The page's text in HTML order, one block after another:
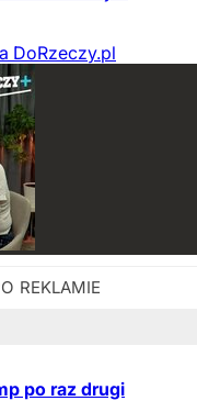
DoRzeczy.pl
po raz drugi